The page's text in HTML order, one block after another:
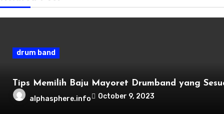
drum band
Tips Memilih Baju Mayoret Drumband yang
alphasphere.info October 9, 2023